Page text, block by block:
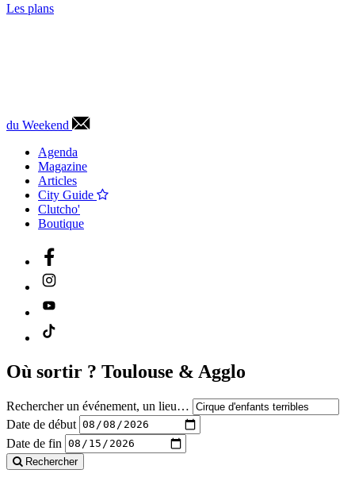
Les plans
du Weekend
Agenda
Magazine
Articles
City Guide
Clutcho'
Boutique
Où sortir ? Toulouse & Agglo
Rechercher un événement, un lieu…
Date de début
Date de fin
Rechercher